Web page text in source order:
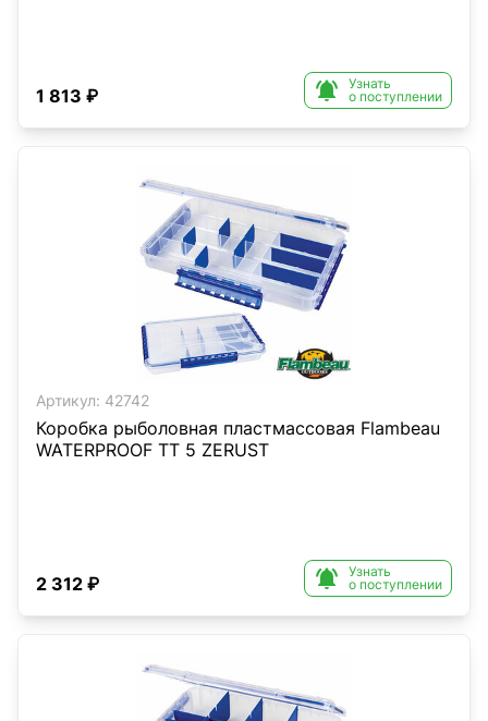
1 813 ₽ 
Узнать
о поступлении
Артикул: 42742
Коробка рыболовная пластмассовая Flambeau
WATERPROOF TT 5 ZERUST
2 312 ₽ 
Узнать
о поступлении